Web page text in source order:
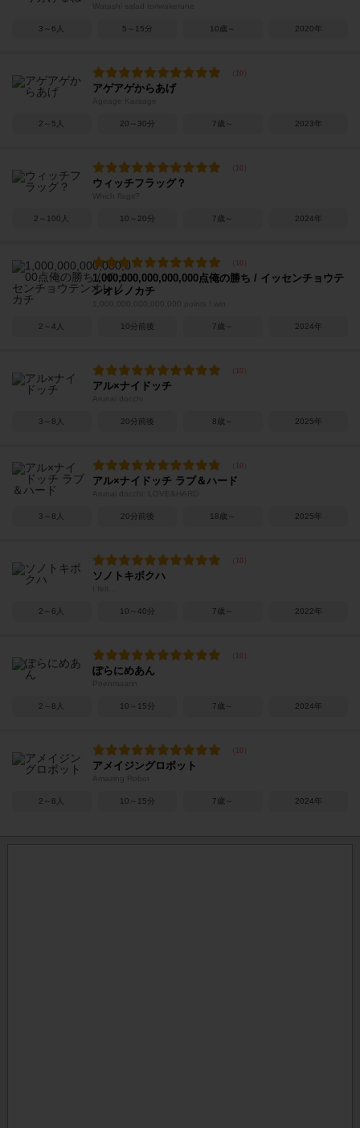
3～6人 5～15分 10歳～ 2020年
アゲアゲからあげ
2～5人 20～30分 7歳～ 2023年
ウィッチフラッグ？
2～100人 10～20分 7歳～ 2024年
1,000,000,000,000,000点俺の勝ち / イッセンチョウテ
ンオレノカチ
2～4人 10分前後 7歳～ 2024年
アル×ナイドッチ
3～8人 20分前後 8歳～ 2025年
アル×ナイドッチ ラブ＆ハード
3～8人 20分前後 18歳～ 2025年
ソノトキボクハ
2～6人 10～40分 7歳～ 2022年
ぽらにめあん
2～8人 10～15分 7歳～ 2024年
アメイジングロボット
2～8人 10～15分 7歳～ 2024年